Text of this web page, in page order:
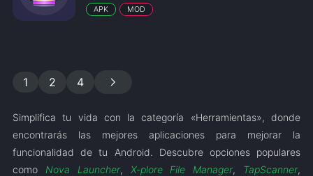
APK MOD
1 2 4 chevron_right
Simplifica tu vida con la categoría «Herramientas», donde
encontrarás las mejores aplicaciones para mejorar la
funcionalidad de tu Android. Descubre opciones populares
como Nova Launcher, X-plore File Manager, TapScanner,